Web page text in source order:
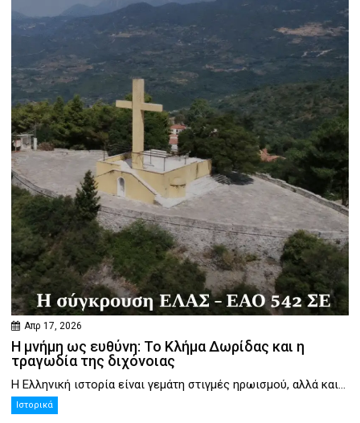
Απρ 17, 2026
Η μνήμη ως ευθύνη: Το Κλήμα Δωρίδας και η
τραγωδία της διχόνοιας
Η Ελληνική ιστορία είναι γεμάτη στιγμές ηρωισμού, αλλά και...
Ιστορικά